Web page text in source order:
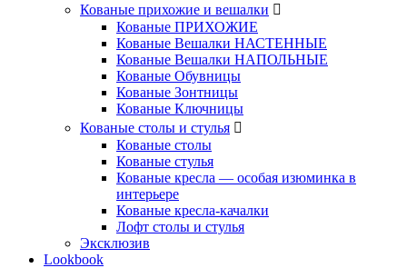
Кованые прихожие и вешалки
Кованые ПРИХОЖИЕ
Кованые Вешалки НАСТЕННЫЕ
Кованые Вешалки НАПОЛЬНЫЕ
Кованые Обувницы
Кованые Зонтницы
Кованые Ключницы
Кованые столы и стулья
Кованые столы
Кованые стулья
Кованые кресла — особая изюминка в
интерьере
Кованые кресла-качалки
Лофт столы и стулья
Эксклюзив
Lookbook